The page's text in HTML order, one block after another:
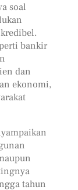
soal
bankir
dan
ekonomi,
tahun